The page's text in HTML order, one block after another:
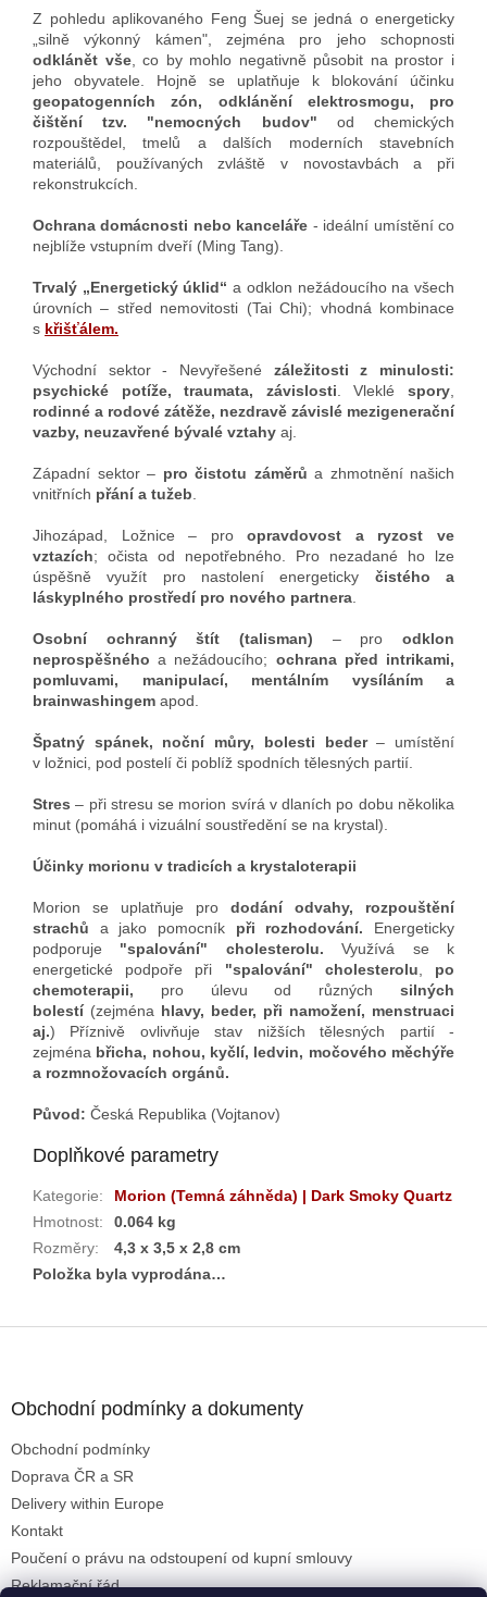
Z pohledu aplikovaného Feng Šuej se jedná o energeticky
„silně výkonný kámen", zejména pro jeho schopnosti
odklánět vše, co by mohlo negativně působit na prostor i
jeho obyvatele. Hojně se uplatňuje k blokování účinku
geopatogenních zón, odklánění elektrosmogu, pro
čištění tzv. "nemocných budov" od chemických
rozpouštědel, tmelů a dalších moderních stavebních
materiálů, používaných zvláště v novostavbách a při
rekonstrukcích.
Ochrana domácnosti nebo kanceláře - ideální umístění co
nejblíže vstupním dveří (Ming Tang).
Trvalý „Energetický úklid“ a odklon nežádoucího na všech
úrovních – střed nemovitosti (Tai Chi); vhodná kombinace
s křišťálem.
Východní sektor - Nevyřešené záležitosti z minulosti:
psychické potíže, traumata, závislosti. Vlekléspory,
rodinné a rodové zátěže, nezdravě závislé mezigenerační
vazby, neuzavřené bývalé vztahy aj.
Západní sektor – pro čistotu záměrů a zhmotnění našich
vnitřních přání a tužeb.
Jihozápad, Ložnice – proopravdovost a ryzost ve
vztazích; očista od nepotřebného. Pro nezadané ho lze
úspěšně využít pro nastolení energeticky čistého a
láskyplného prostředí pro nového partnera.
Osobní ochranný štít (talisman) – pro odklon
neprospěšného a nežádoucího; ochrana před intrikami,
pomluvami, manipulací, mentálním vysíláním a
brainwashingem apod.
Špatný spánek, noční můry, bolesti beder– umístění
v ložnici, pod postelí či poblíž spodních tělesných partií.
Stres – při stresu se morion svírá v dlaních po dobu několika
minut (pomáhá i vizuální soustředění se na krystal).
Účinky morionu v tradicích a krystaloterapii
Morion se uplatňuje pro dodání odvahy, rozpouštění
strachů a jako pomocník při rozhodování. Energeticky
podporuje "spalování" cholesterolu.Využívá se k
energetické podpoře při "spalování" cholesterolu, po
chemoterapii, pro úlevu od různých silných
bolestí (zejména hlavy, beder, při namožení, menstruaci
aj.)
Příznivě ovlivňuje stav nižších tělesných partií -
zejména břicha, nohou, kyčlí, ledvin, močového měchýře
a rozmnožovacích orgánů.
Původ: Česká Republika (Vojtanov)
Doplňkové parametry
Kategorie:
Morion (Temná záhněda) | Dark Smoky Quartz
Hmotnost:
0.064 kg
Rozměry:
4,3 x 3,5 x 2,8 cm
Položka byla vyprodána…
Obchodní podmínky a dokumenty
Obchodní podmínky
Doprava ČR a SR
Delivery within Europe
Kontakt
Poučení o právu na odstoupení od kupní smlouvy
Reklamační řád